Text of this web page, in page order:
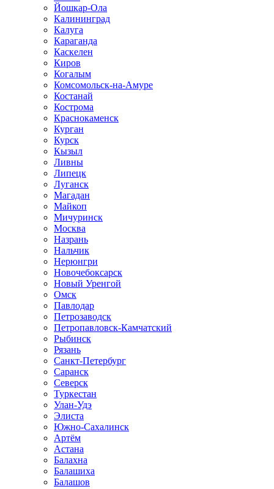
Йошкар-Ола
Калининград
Калуга
Караганда
Каскелен
Киров
Когалым
Комсомольск-на-Амуре
Костанай
Кострома
Краснокаменск
Курган
Курск
Кызыл
Ливны
Липецк
Луганск
Магадан
Майкоп
Мичуринск
Москва
Назрань
Нальчик
Нерюнгри
Новочебоксарск
Новый Уренгой
Омск
Павлодар
Петрозаводск
Петропавловск-Камчатский
Рыбинск
Рязань
Санкт-Петербург
Саранск
Северск
Туркестан
Улан-Удэ
Элиста
Южно-Сахалинск
Артём
Астана
Балахна
Балашиха
Балашов